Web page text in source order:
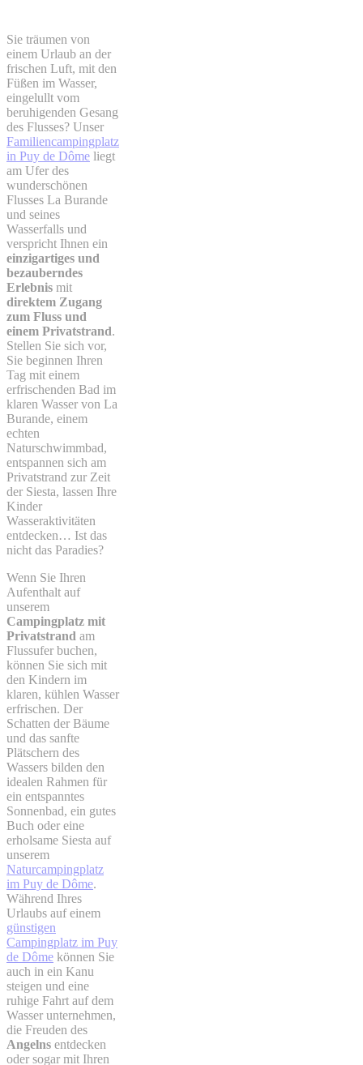
Sie träumen von
einem Urlaub an der
frischen Luft, mit den
Füßen im Wasser,
eingelullt vom
beruhigenden Gesang
des Flusses? Unser
Familiencampingplatz
in Puy de Dôme liegt
am Ufer des
wunderschönen
Flusses La Burande
und seines
Wasserfalls und
verspricht Ihnen ein
einzigartiges und
bezauberndes
Erlebnis mit
direktem Zugang
zum Fluss und
einem Privatstrand.
Stellen Sie sich vor,
Sie beginnen Ihren
Tag mit einem
erfrischenden Bad im
klaren Wasser von La
Burande, einem
echten
Naturschwimmbad,
entspannen sich am
Privatstrand zur Zeit
der Siesta, lassen Ihre
Kinder
Wasseraktivitäten
entdecken… Ist das
nicht das Paradies?
Wenn Sie Ihren
Aufenthalt auf
unserem
Campingplatz mit
Privatstrand am
Flussufer buchen,
können Sie sich mit
den Kindern im
klaren, kühlen Wasser
erfrischen. Der
Schatten der Bäume
und das sanfte
Plätschern des
Wassers bilden den
idealen Rahmen für
ein entspanntes
Sonnenbad, ein gutes
Buch oder eine
erholsame Siesta auf
unserem
Naturcampingplatz
im Puy de Dôme.
Während Ihres
Urlaubs auf einem
günstigen
Campingplatz im Puy
de Dôme können Sie
auch in ein Kanu
steigen und eine
ruhige Fahrt auf dem
Wasser unternehmen,
die Freuden des
Angelns entdecken
oder sogar mit Ihren